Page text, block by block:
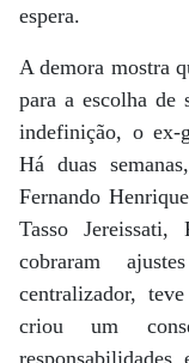
espera.
A demora mostra
para a escolha de
indefinição, o ex-
Há duas
Fernando
Tasso
cobraram
centralizador,
criou um